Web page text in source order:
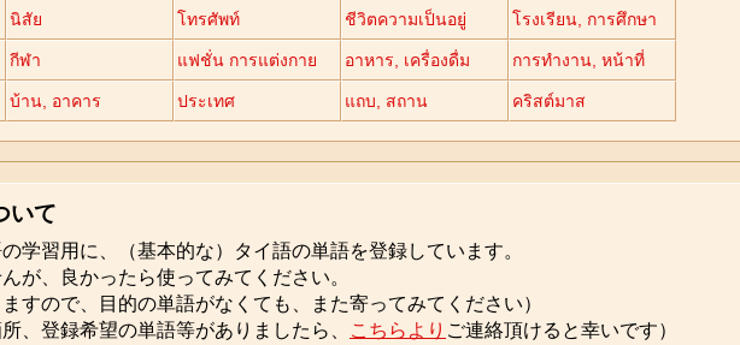
นิสัย โทรศัพท์ ชีวิตความเป็นอยู่ โรงเรียน, การศึกษา
กีฬา แฟชั่น การแต่งกาย อาหาร, เครื่องดื่ม การทำงาน, หน้าที่
บ้าน, อาคาร ประเทศ แถบ, สถาน คริสต์มาส
いて
学習用に、（基本的な）タイ語の単語を登録しています。
が、良かったら使ってみてください。
ますので、目的の単語がなくても、また寄ってみてください）
所、登録希望の単語等がありましたら、
こちらより ご連絡頂けると幸いです）